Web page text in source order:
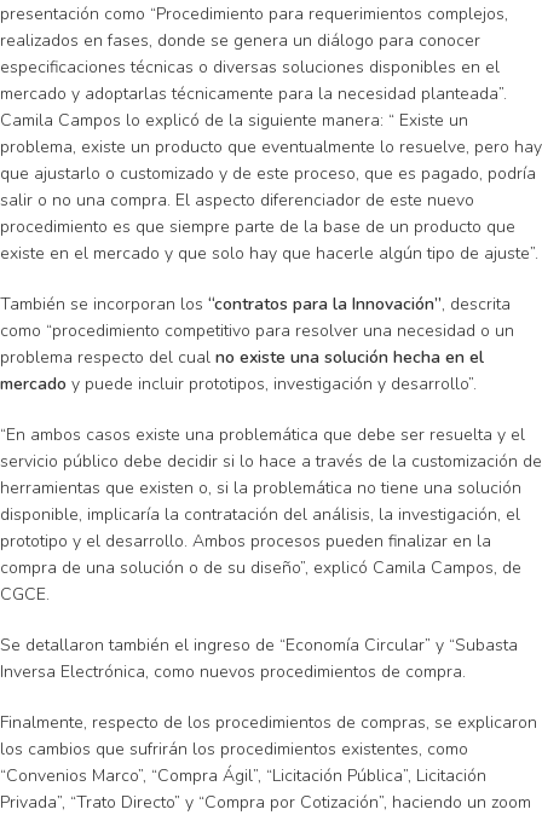
presentación como “Procedimiento para requerimientos complejos,
realizados en fases, donde se genera un diálogo para conocer
especificaciones técnicas o diversas soluciones disponibles en el
mercado y adoptarlas técnicamente para la necesidad planteada”.
Camila Campos lo explicó de la siguiente manera: “ Existe un
problema, existe un producto que eventualmente lo resuelve, pero hay
que ajustarlo o customizado y de este proceso, que es pagado, podría
salir o no una compra. El aspecto diferenciador de este nuevo
procedimiento es que siempre parte de la base de un producto que
existe en el mercado y que solo hay que hacerle algún tipo de ajuste”.
También se incorporan los “contratos para la Innovación”, descrita
como “procedimiento competitivo para resolver una necesidad o un
problema respecto del cual no existe una solución hecha en el
mercado y puede incluir prototipos, investigación y desarrollo”.
“En ambos casos existe una problemática que debe ser resuelta y el
servicio público debe decidir si lo hace a través de la customización de
herramientas que existen o, si la problemática no tiene una solución
disponible, implicaría la contratación del análisis, la investigación, el
prototipo y el desarrollo. Ambos procesos pueden finalizar en la
compra de una solución o de su diseño”, explicó Camila Campos, de
CGCE.
Se detallaron también el ingreso de “Economía Circular” y “Subasta
Inversa Electrónica, como nuevos procedimientos de compra.
Finalmente, respecto de los procedimientos de compras, se explicaron
los cambios que sufrirán los procedimientos existentes, como
“Convenios Marco”, “Compra Ágil”, “Licitación Pública”, Licitación
Privada”, “Trato Directo” y “Compra por Cotización”, haciendo un zoom